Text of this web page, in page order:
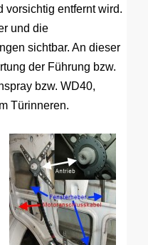
vorsichtig entfernt wird.
und die
sichtbar. An dieser
der Führung bzw.
bzw. WD40,
Türinneren.